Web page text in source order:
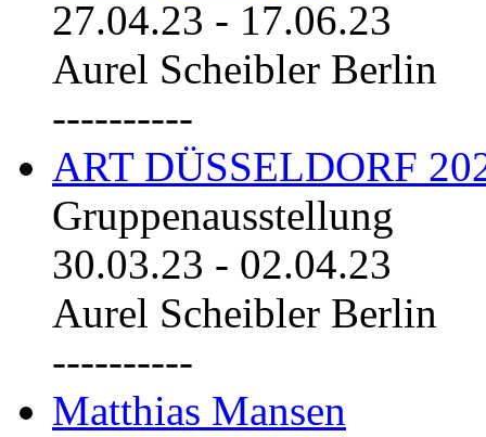
27.04.23 - 17.06.23
Aurel Scheibler Berlin
----------
ART DÜSSELDORF
Gruppenausstellung
30.03.23 - 02.04.23
Aurel Scheibler Berlin
----------
Matthias Mansen